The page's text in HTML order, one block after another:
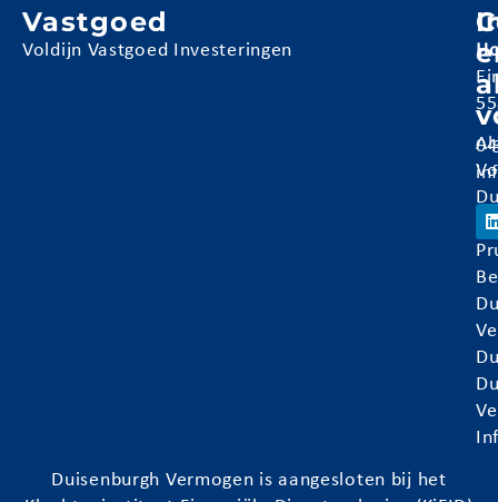
Vastgoed
Voldijn Vastgoed Investeringen
Duisenburgh Vermogen is aangesloten bij het